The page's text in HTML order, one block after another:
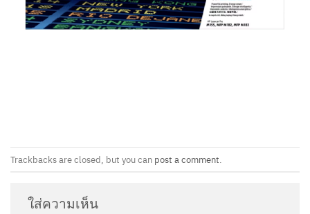
Trackbacks are closed, but you can post a comment
ใส่ความเห็น